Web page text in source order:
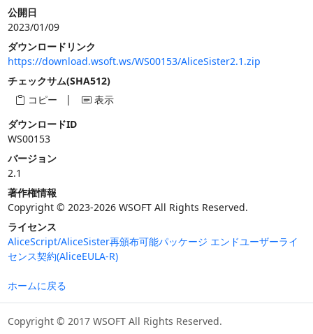
公開日
2023/01/09
ダウンロードリンク
https://download.wsoft.ws/WS00153/AliceSister2.1.zip
チェックサム(SHA512)
コピー
|
表示
ダウンロードID
WS00153
バージョン
2.1
著作権情報
Copyright © 2023-2026 WSOFT All Rights Reserved.
ライセンス
AliceScript/AliceSister再頒布可能パッケージ エンドユーザーライ
センス契約(AliceEULA-R)
ホームに戻る
Copyright © 2017 WSOFT All Rights Reserved.